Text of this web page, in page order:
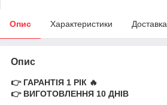
Опис Характеристики Доставка
Опис
👉 ГАРАНТІЯ 1 РІК 🔥
👉 ВИГОТОВЛЕННЯ 10 ДНІВ